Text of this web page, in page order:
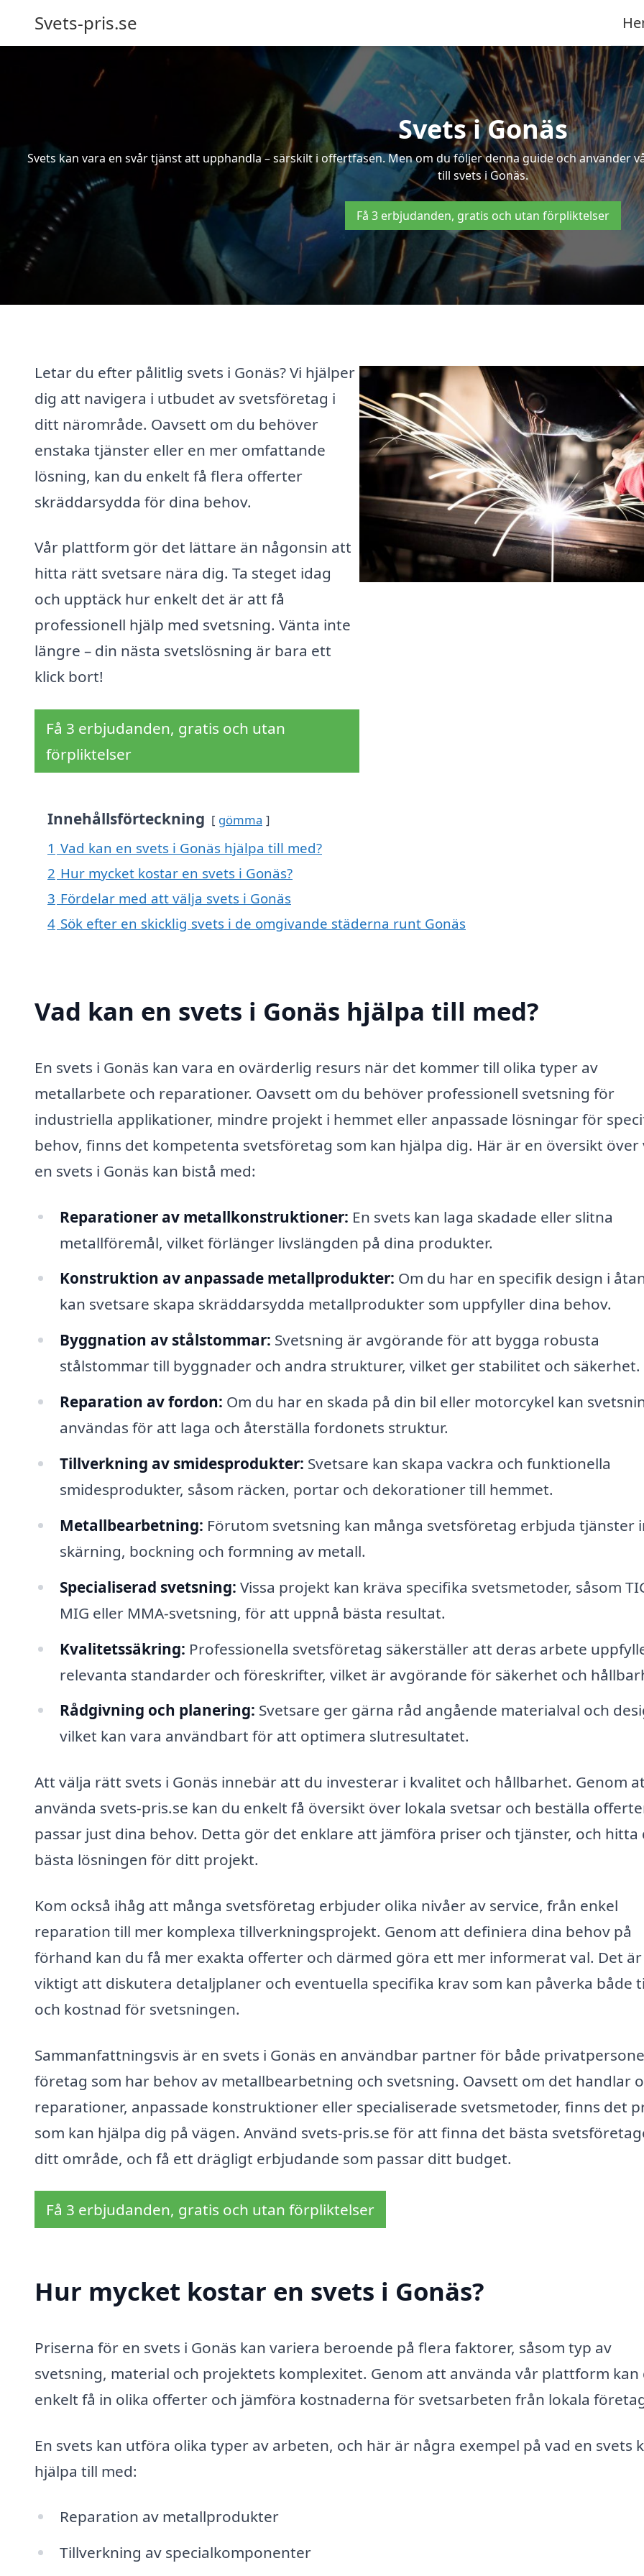
Svets-pris.se
Svets i Gonäs
Svets kan vara en svår tjänst att upphandla – särskilt i offertfasen. Men om du följer denna guide och använder
till svets i Gonäs.
Få 3 erbjudanden, gratis och utan förpliktelser
Letar du efter pålitlig svets i Gonäs? Vi hjälper
dig att navigera i utbudet av svetsföretag i
ditt närområde. Oavsett om du behöver
enstaka tjänster eller en mer omfattande
lösning, kan du enkelt få flera offerter
skräddarsydda för dina behov.
Vår plattform gör det lättare än någonsin att
hitta rätt svetsare nära dig. Ta steget idag
och upptäck hur enkelt det är att få
professionell hjälp med svetsning. Vänta inte
längre – din nästa svetslösning är bara ett
klick bort!
Få 3 erbjudanden, gratis och utan
förpliktelser
Innehållsförteckning gömma
1 Vad kan en svets i Gonäs hjälpa till med?
2 Hur mycket kostar en svets i Gonäs?
3 Fördelar med att välja svets i Gonäs
4 Sök efter en skicklig svets i de omgivande städerna runt Gonäs
Vad kan en svets i Gonäs hjälpa till med?
En svets i Gonäs kan vara en ovärderlig resurs när det kommer till olika typer av
metallarbete och reparationer. Oavsett om du behöver professionell svetsning för
industriella applikationer, mindre projekt i hemmet eller anpassade lösningar för
behov, finns det kompetenta svetsföretag som kan hjälpa dig. Här är en översikt över
en svets i Gonäs kan bistå med:
Reparationer av metallkonstruktioner: En svets kan laga skadade eller slitna
metallföremål, vilket förlänger livslängden på dina produkter.
Konstruktion av anpassade metallprodukter: Om du har en specifik design i
kan svetsare skapa skräddarsydda metallprodukter som uppfyller dina behov.
Byggnation av stålstommar: Svetsning är avgörande för att bygga robusta
stålstommar till byggnader och andra strukturer, vilket ger stabilitet och säkerhet.
Reparation av fordon: Om du har en skada på din bil eller motorcykel kan
användas för att laga och återställa fordonets struktur.
Tillverkning av smidesprodukter: Svetsare kan skapa vackra och funktionella
smidesprodukter, såsom räcken, portar och dekorationer till hemmet.
Metallbearbetning: Förutom svetsning kan många svetsföretag erbjuda tjänster
skärning, bockning och formning av metall.
Specialiserad svetsning: Vissa projekt kan kräva specifika svetsmetoder, såsom
MIG eller MMA-svetsning, för att uppnå bästa resultat.
Kvalitetssäkring: Professionella svetsföretag säkerställer att deras arbete
relevanta standarder och föreskrifter, vilket är avgörande för säkerhet och
Rådgivning och planering: Svetsare ger gärna råd angående materialval och
vilket kan vara användbart för att optimera slutresultatet.
Att välja rätt svets i Gonäs innebär att du investerar i kvalitet och hållbarhet. Genom
använda svets-pris.se kan du enkelt få översikt över lokala svetsar och beställa
passar just dina behov. Detta gör det enklare att jämföra priser och tjänster, och hitta
bästa lösningen för ditt projekt.
Kom också ihåg att många svetsföretag erbjuder olika nivåer av service, från enkel
reparation till mer komplexa tillverkningsprojekt. Genom att definiera dina behov på
förhand kan du få mer exakta offerter och därmed göra ett mer informerat val. Det är
viktigt att diskutera detaljplaner och eventuella specifika krav som kan påverka både
och kostnad för svetsningen.
Sammanfattningsvis är en svets i Gonäs en användbar partner för både
företag som har behov av metallbearbetning och svetsning. Oavsett om det handlar
reparationer, anpassade konstruktioner eller specialiserade svetsmetoder, finns det
som kan hjälpa dig på vägen. Använd svets-pris.se för att finna det bästa
ditt område, och få ett drägligt erbjudande som passar ditt budget.
Få 3 erbjudanden, gratis och utan förpliktelser
Hur mycket kostar en svets i Gonäs?
Priserna för en svets i Gonäs kan variera beroende på flera faktorer, såsom typ av
svetsning, material och projektets komplexitet. Genom att använda vår plattform kan
enkelt få in olika offerter och jämföra kostnaderna för svetsarbeten från lokala
En svets kan utföra olika typer av arbeten, och här är några exempel på vad en svets
hjälpa till med:
Reparation av metallprodukter
Tillverkning av specialkomponenter